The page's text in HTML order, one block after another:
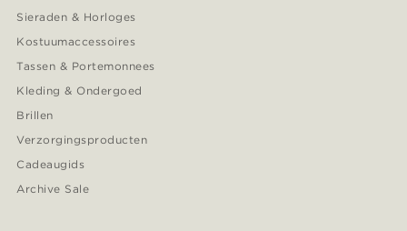
Sieraden & Horloges
Kostuumaccessoires
Tassen & Portemonnees
Kleding & Ondergoed
Brillen
Verzorgingsproducten
Cadeaugids
Archive Sale